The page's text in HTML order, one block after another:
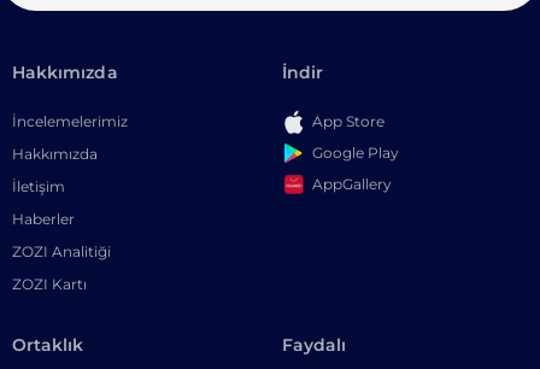
Hakkımızda
İncelemelerimiz
Hakkımızda
İletişim
Haberler
ZOZI Analitiği
ZOZI Kartı
İndir
App Store
Google Play
AppGallery
Ortaklık Faydalı